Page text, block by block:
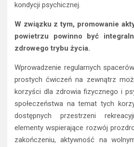
kondycji psychicznej.
W związku z tym, promowanie
powietrzu powinno być
zdrowego trybu życia.
Wprowadzenie regularnych
prostych ćwiczeń na zewnątrz
korzyści dla zdrowia fizycznego i
społeczeństwa na temat tych
dostępnych przestrzeni
elementy wspierające rozwój
zakończeniu, aktywność na